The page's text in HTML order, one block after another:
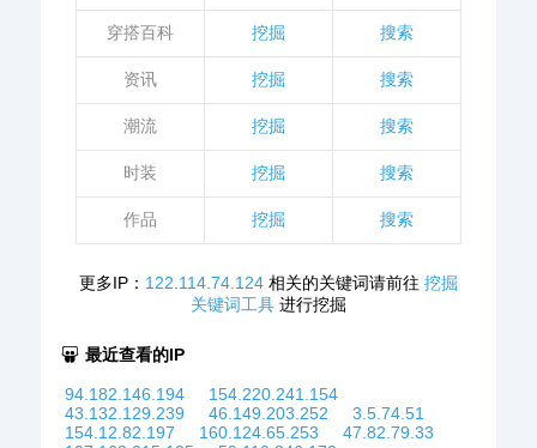
穿搭百科 挖掘 搜索
资讯 挖掘 搜索
潮流 挖掘 搜索
时装 挖掘 搜索
作品 挖掘 搜索
更多IP： 122.114.74.124 相关的关键词请前往 挖掘
关键词工具 进行挖掘
最近查看的IP
94.182.146.194
154.220.241.154
43.132.129.239
46.149.203.252
3.5.74.51
154.12.82.197
160.124.65.253
47.82.79.33